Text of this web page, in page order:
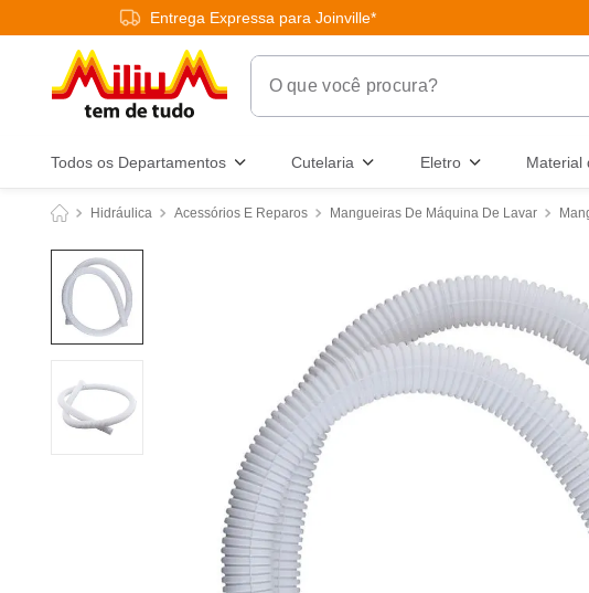
Entrega Expressa para Joinville*
O que você procura?
Todos os Departamentos Cutelaria Eletro Material
Hidráulica Acessórios E Reparos Mangueiras De Máquina De Lavar
garrafa térmica
banheiro
º luminária
7º frigideira multiflon
8º panelas
9º varal
10º